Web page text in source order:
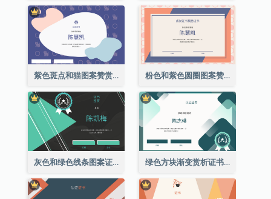
紫色斑点和猫图案赞赏证书 粉色和紫色圆圈图案赞赏证书
灰色和绿色线条图案证书 绿色方块渐变赏析证书